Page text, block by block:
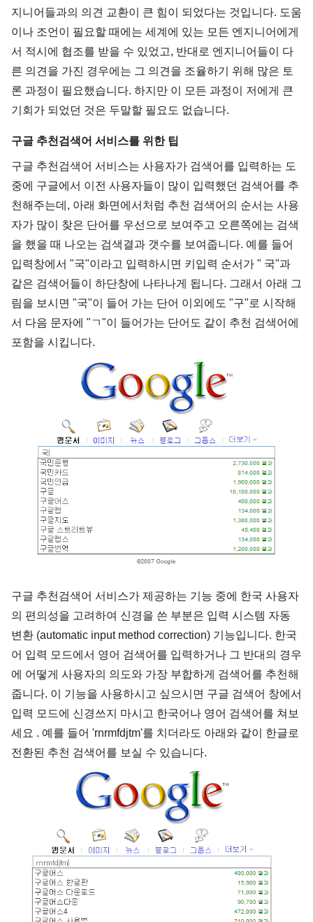
지니어들과의 의견 교환이 큰 힘이 되었다는 것입니다. 도움
이나 조언이 필요할 때에는 세계에 있는 모든 엔지니어에게
서 적시에 협조를 받을 수 있었고, 반대로 엔지니어들이 다
른 의견을 가진 경우에는 그 의견을 조율하기 위해 많은 토
론 과정이 필요했습니다. 하지만 이 모든 과정이 저에게 큰
기회가 되었던 것은 두말할 필요도 없습니다.
구글 추천검색어 서비스를 위한 팁
구글 추천검색어 서비스는 사용자가 검색어를 입력하는 도
중에 구글에서 이전 사용자들이 많이 입력했던 검색어를 추
천해주는데, 아래 화면에서처럼 추천 검색어의 순서는 사용
자가 많이 찾은 단어를 우선으로 보여주고 오른쪽에는 검색
을 했을 때 나오는 검색결과 갯수를 보여줍니다. 예를 들어
입력창에서 "국"이라고 입력하시면 키입력 순서가 " 국"과
같은 검색어들이 하단창에 나타나게 됩니다. 그래서 아래 그
림을 보시면 "국"이 들어 가는 단어 이외에도 "구"로 시작해
서 다음 문자에 "ㄱ"이 들어가는 단어도 같이 추천 검색어에
포함을 시킵니다.
구글 추천검색어 서비스가 제공하는 기능 중에 한국 사용자
의 편의성을 고려하여 신경을 쓴 부분은 입력 시스템 자동
변환 (automatic input method correction) 기능입니다. 한국
어 입력 모드에서 영어 검색어를 입력하거나 그 반대의 경우
에 어떻게 사용자의 의도와 가장 부합하게 검색어를 추천해
줍니다. 이 기능을 사용하시고 싶으시면 구글 검색어 창에서
입력 모드에 신경쓰지 마시고 한국어나 영어 검색어를 쳐보
세요 . 예를 들어 'rnrmfdjtm'를 치더라도 아래와 같이 한글로
전환된 추천 검색어를 보실 수 있습니다.